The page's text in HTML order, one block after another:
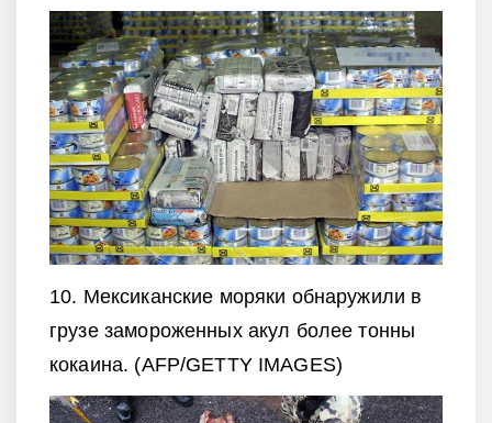
10. Мексиканские моряки обнаружили в
грузе замороженных акул более тонны
кокаина. (AFP/GETTY IMAGES)